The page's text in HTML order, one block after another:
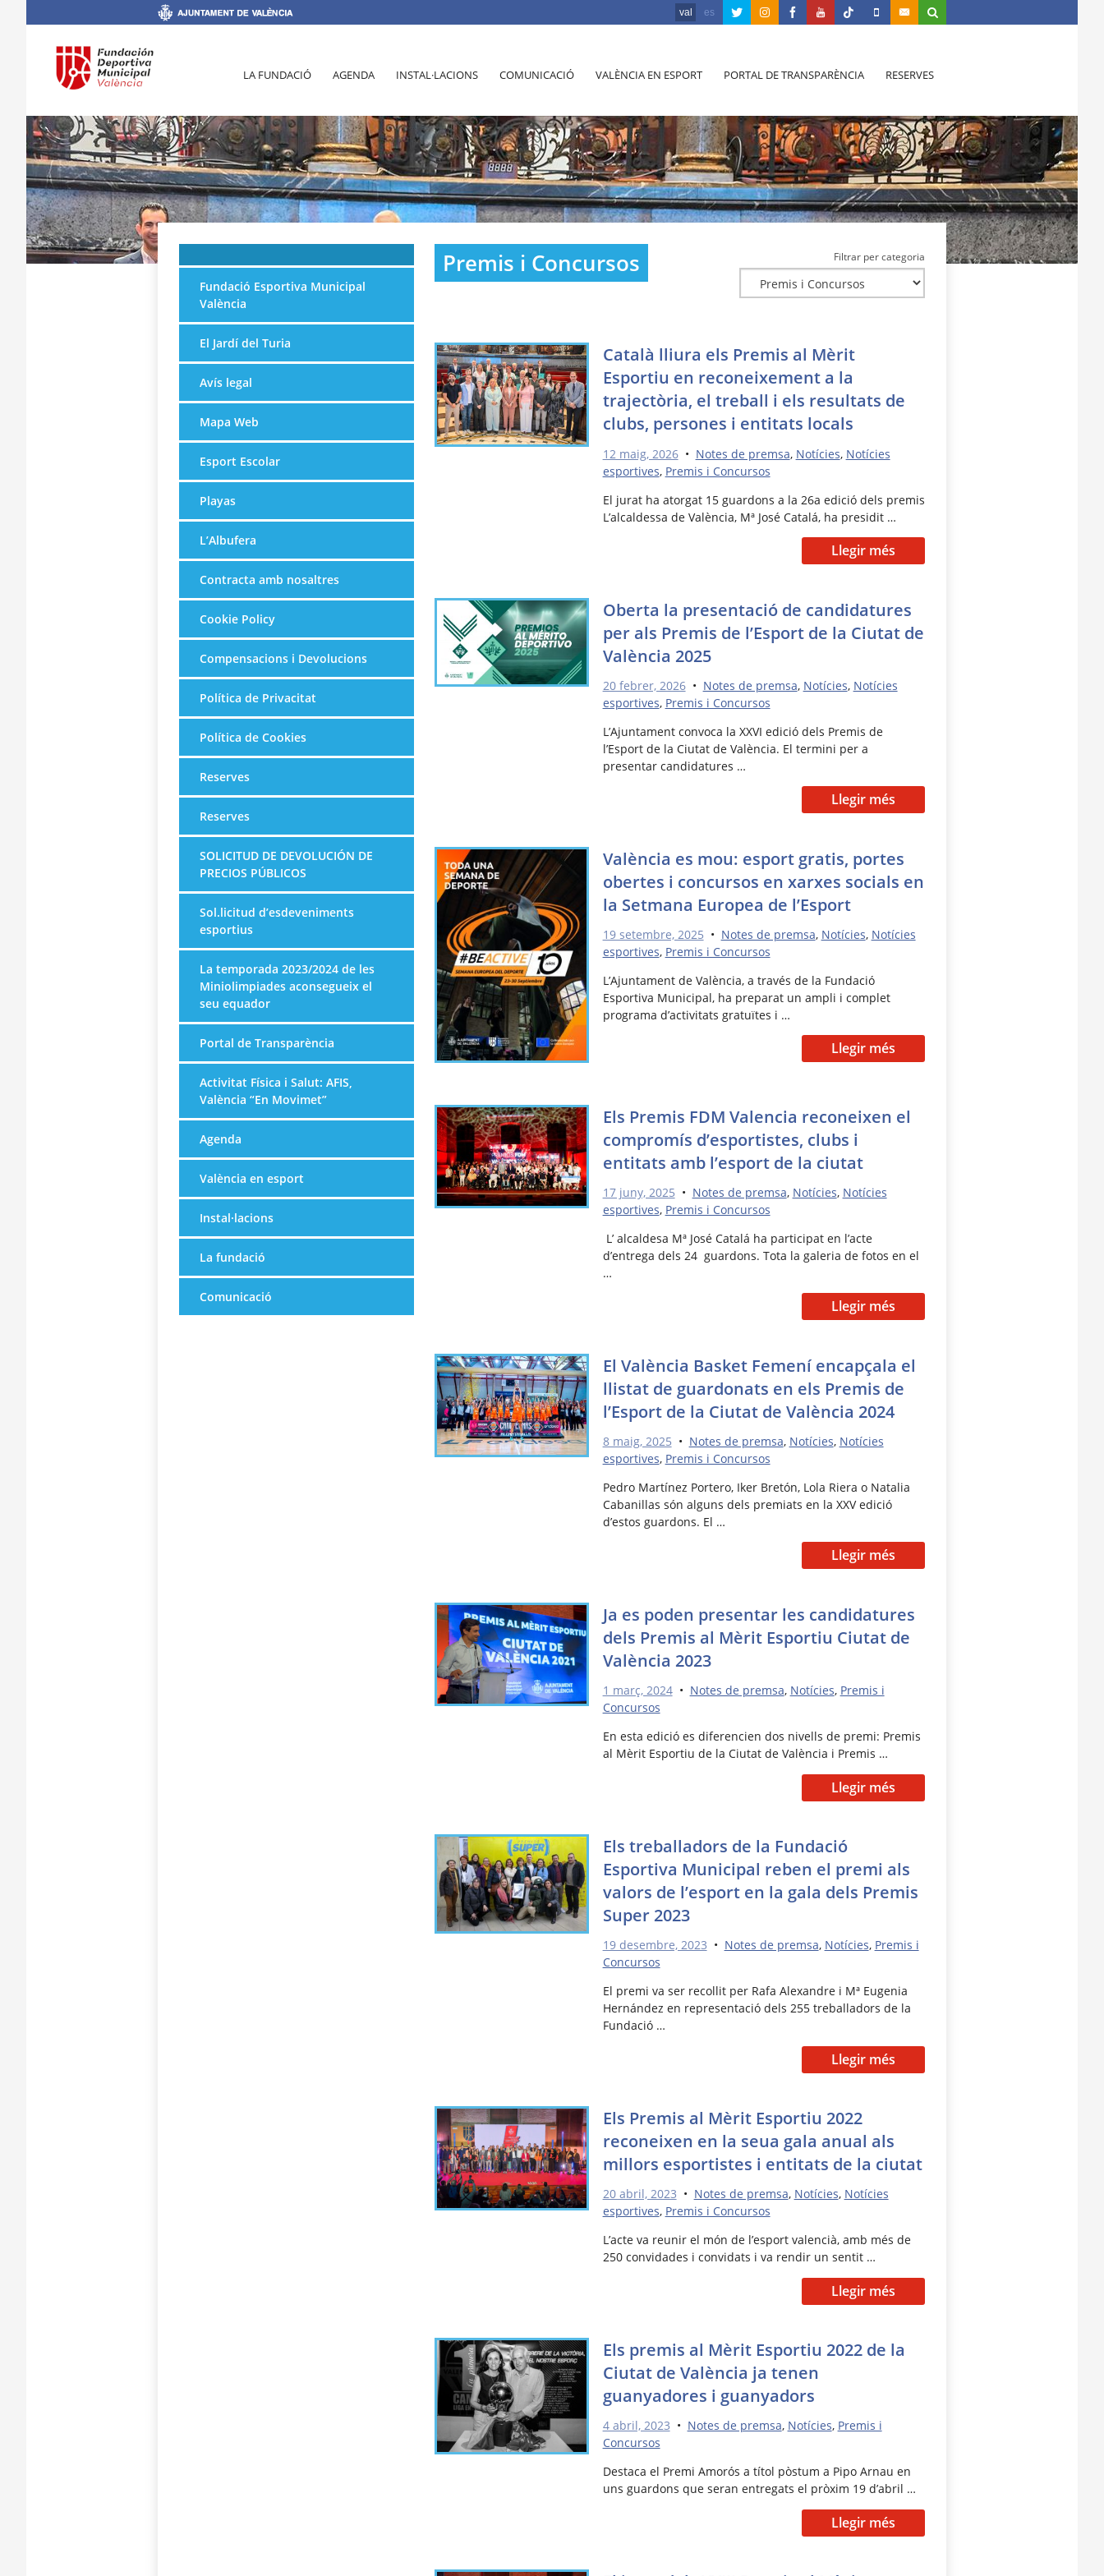
val es
LA FUNDACIÓ AGENDA INSTAL·LACIONS COMUNICACIÓ VALÈNCIA EN ESPORT PORTAL DE TRANSPARÈNCIA RESERVES
Premis i Concursos Filtrar per categoria
Català lliura els Premis al Mèrit
Esportiu en reconeixement a la
trajectòria, el treball i els resultats de
clubs, persones i entitats locals
12 maig, 2026• Notes de premsa, Notícies, Notícies
esportives, Premis i Concursos
El jurat ha atorgat 15 guardons a la 26a edició dels premis
L’alcaldessa de València, Mª José Catalá, ha presidit …
Llegir més
Oberta la presentació de candidatures
per als Premis de l’Esport de la Ciutat de
València 2025
20 febrer, 2026• Notes de premsa, Notícies, Notícies
esportives, Premis i Concursos
L’Ajuntament convoca la XXVI edició dels Premis de
l’Esport de la Ciutat de València. El termini per a
presentar candidatures …
Llegir més
València es mou: esport gratis, portes
obertes i concursos en xarxes socials en
la Setmana Europea de l’Esport
19 setembre, 2025 • Notes de premsa, Notícies, Notícies
esportives, Premis i Concursos
L’Ajuntament de València, a través de la Fundació
Esportiva Municipal, ha preparat un ampli i complet
programa d’activitats gratuïtes i …
Llegir més
Els Premis FDM Valencia reconeixen el
compromís d’esportistes, clubs i
entitats amb l’esport de la ciutat
17 juny, 2025 • Notes de premsa, Notícies, Notícies
esportives, Premis i Concursos
L’ alcaldesa Mª José Catalá ha participat en l’acte
d’entrega dels 24 guardons. Tota la galeria de fotos en el
…
Llegir més
El València Basket Femení encapçala el
llistat de guardonats en els Premis de
l’Esport de la Ciutat de València 2024
8 maig, 2025 • Notes de premsa, Notícies, Notícies
esportives, Premis i Concursos
Pedro Martínez Portero, Iker Bretón, Lola Riera o Natalia
Cabanillas són alguns dels premiats en la XXV edició
d’estos guardons. El …
Llegir més
Ja es poden presentar les candidatures
dels Premis al Mèrit Esportiu Ciutat de
València 2023
1 març, 2024• Notes de premsa, Notícies, Premis i
Concursos
En esta edició es diferencien dos nivells de premi: Premis
al Mèrit Esportiu de la Ciutat de València i Premis …
Llegir més
Els treballadors de la Fundació
Esportiva Municipal reben el premi als
valors de l’esport en la gala dels Premis
Super 2023
19 desembre, 2023 • Notes de premsa, Notícies, Premis i
Concursos
El premi va ser recollit per Rafa Alexandre i Mª Eugenia
Hernández en representació dels 255 treballadors de la
Fundació …
Llegir més
Els Premis al Mèrit Esportiu 2022
reconeixen en la seua gala anual als
millors esportistes i entitats de la ciutat
20 abril, 2023 • Notes de premsa, Notícies, Notícies
esportives, Premis i Concursos
L’acte va reunir el món de l’esport valencià, amb més de
250 convidades i convidats i va rendir un sentit …
Llegir més
Els premis al Mèrit Esportiu 2022 de la
Ciutat de València ja tenen
guanyadores i guanyadors
4 abril, 2023 • Notes de premsa, Notícies, Premis i
Concursos
Destaca el Premi Amorós a títol pòstum a Pipo Arnau en
uns guardons que seran entregats el pròxim 19 d’abril …
Llegir més
Fundació Esportiva Municipal
València
El Jardí del Turia
Avís legal
Mapa Web
Esport Escolar
Playas
L’Albufera
Contracta amb nosaltres
Cookie Policy
Compensacions i Devolucions
Política de Privacitat
Política de Cookies
Reserves
Reserves
SOLICITUD DE DEVOLUCIÓN DE
PRECIOS PÚBLICOS
Sol.licitud d’esdeveniments
esportius
La temporada 2023/2024 de les
Miniolimpiades aconsegueix el
seu equador
Portal de Transparència
Activitat Física i Salut: AFIS,
València “En Movimet”
Agenda
València en esport
Instal·lacions
La fundació
Comunicació